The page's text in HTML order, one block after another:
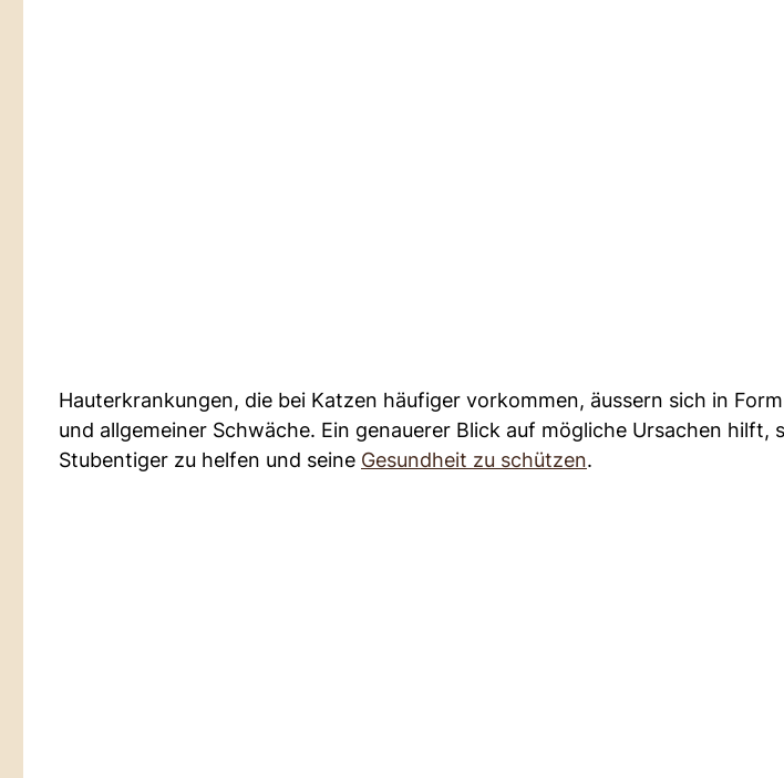
Hauterkrankungen, die bei Katzen häufiger vorkommen, äussern sich in
und allgemeiner Schwäche. Ein genauerer Blick auf mögliche Ursachen hilft,
Stubentiger zu helfen und seine Gesundheit zu schützen.